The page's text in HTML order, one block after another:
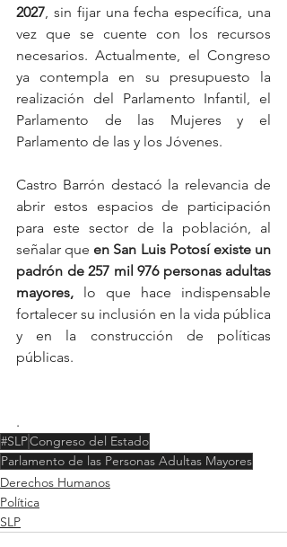
2027 , sin fijar una fecha específica, una
vez que se cuente con los recursos
necesarios. Actualmente, el Congreso
ya contempla en su presupuesto la
realización del Parlamento Infantil, el
Parlamento de las Mujeres y el
Parlamento de las y los Jóvenes.
Castro Barrón destacó la relevancia de
abrir estos espacios de participación
para este sector de la población, al
señalar que en San Luis Potosí existe un
padrón de 257 mil 976 personas adultas
mayores, lo que hace indispensable
fortalecer su inclusión en la vida pública
y en la construcción de políticas
públicas.
.
#SLPCongreso del Estado
Parlamento de las Personas Adultas Mayores
Derechos Humanos
Política
SLP